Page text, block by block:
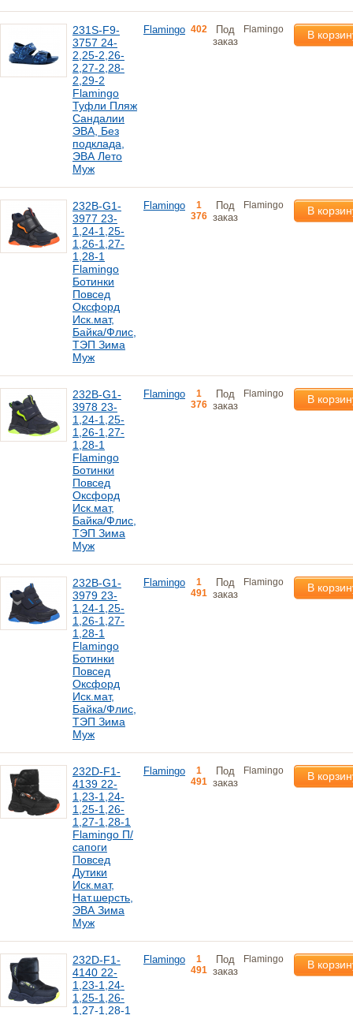
231S-F9-
3757 24-
2,25-2,26-
2,27-2,28-
2,29-2
Flamingo
Туфли Пляж
Сандалии
ЭВА, Без
подклада,
ЭВА Лето
Муж
Flamingo 402
Под
заказ
Flamingo В
232B-G1-
3977 23-
1,24-1,25-
1,26-1,27-
1,28-1
Flamingo
Ботинки
Повсед
Оксфорд
Иск.мат,
Байка/Флис,
ТЭП Зима
Муж
Flamingo
1
376
Под
заказ
Flamingo В
232B-G1-
3978 23-
1,24-1,25-
1,26-1,27-
1,28-1
Flamingo
Ботинки
Повсед
Оксфорд
Иск.мат,
Байка/Флис,
ТЭП Зима
Муж
Flamingo
1
376
Под
заказ
Flamingo В
232B-G1-
3979 23-
1,24-1,25-
1,26-1,27-
1,28-1
Flamingo
Ботинки
Повсед
Оксфорд
Иск.мат,
Байка/Флис,
ТЭП Зима
Муж
Flamingo
1
491
Под
заказ
Flamingo В
232D-F1-
4139 22-
1,23-1,24-
1,25-1,26-
1,27-1,28-1
Flamingo П/
сапоги
Повсед
Дутики
Иск.мат,
Нат.шерсть,
ЭВА Зима
Муж
Flamingo
1
491
Под
заказ
Flamingo В
232D-F1-
4140 22-
1,23-1,24-
1,25-1,26-
1,27-1,28-1
Flamingo
1
491
Под
заказ
Flamingo В